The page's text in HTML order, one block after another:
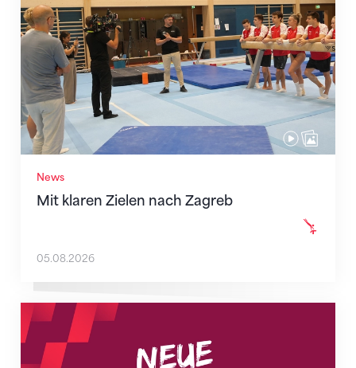
News
Mit klaren Zielen nach Zagreb
05.08.2026
Neue Empfangszeiten ab 1. August 2026